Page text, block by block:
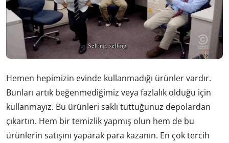
Hemen hepimizin evinde kullanmadığı ürünler vardır.
Bunları artık beğenmediğimiz veya fazlalık olduğu için
kullanmayız. Bu ürünleri saklı tuttuğunuz depolardan
çıkartın. Hem bir temizlik yapmış olun hem de bu
ürünlerin satışını yaparak para kazanın. En çok tercih